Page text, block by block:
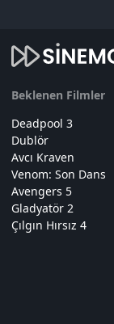
Beklenen Filmler
Deadpool 3
Dublör
Avcı Kraven
Venom: Son Dans
Avengers 5
Gladyatör 2
Çılgın Hırsız 4